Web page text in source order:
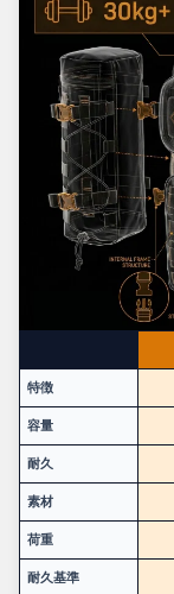
特徴
容量
耐久
素材
荷重
耐久基準